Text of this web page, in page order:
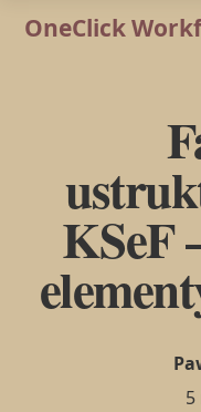
OneClick
KSeF
5